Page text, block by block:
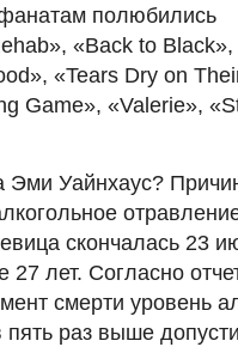
полюбились
«Back to Black»,
«Tears Dry on
Game», «Valerie»,
Эми Уайнхаус?
скончалась 23
27 лет. Согласно
смерти уровень
раз выше